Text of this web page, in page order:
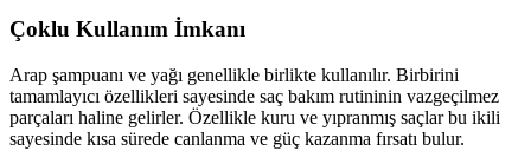
Çoklu Kullanım İmkanı
Arap şampuanı ve yağı genellikle birlikte kullanılır. Birbirini
tamamlayıcı özellikleri sayesinde saç bakım rutininin vazgeçilmez
parçaları haline gelirler. Özellikle kuru ve yıpranmış saçlar bu ikili
sayesinde kısa sürede canlanma ve güç kazanma fırsatı bulur.